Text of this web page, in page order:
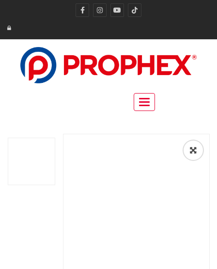
Toggle navigation
🔍